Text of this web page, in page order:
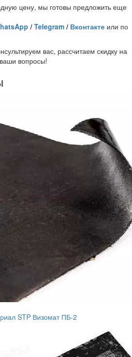
цену, мы готовы предложить еще
/ Telegram / Вконтакте или по
вас, рассчитаем скидку на
вопросы!
STP Визомат ПБ-2